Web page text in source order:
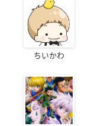
ちいかわ